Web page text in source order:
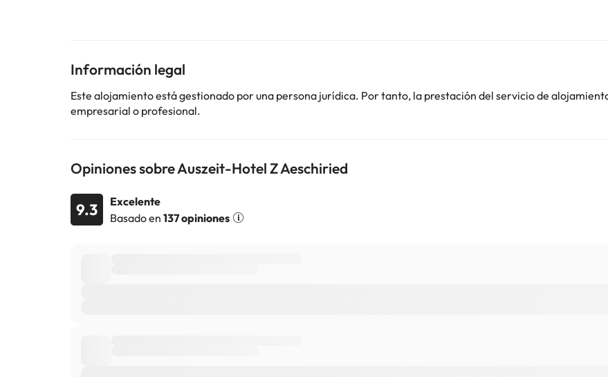
ciclismo. Catedral de Münster está a 47 km del alojamiento, y Parlamento de Berna está a 47 km. El aeropuerto
Algunos de los servicios detallados pueden ser de pago. Puedes consultar sus tarifas directamente en el
Información legal
Este alojamiento está gestionado por una persona jurídica. Por tanto, la prestación del servicio de
empresarial o profesional.
Opiniones sobre Auszeit-Hotel Z Aeschiried
9.3
Excelente
Basado en 137 opiniones